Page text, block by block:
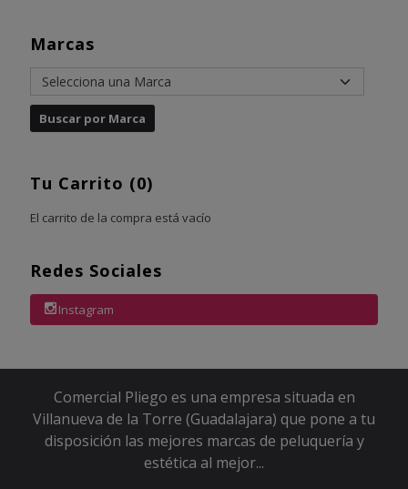
Marcas
Tu Carrito (0)
El carrito de la compra está vacío
Redes Sociales
Instagram
Comercial Pliego es una empresa situada en
Villanueva de la Torre (Guadalajara) que pone a tu
disposición las mejores marcas de peluquería y
estética al mejor...